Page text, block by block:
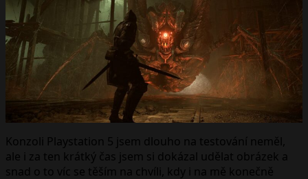
Konzoli Playstation 5 jsem dlouho na testování neměl,
ale i za ten krátký čas jsem si dokázal udělat obrázek a
snad o to víc se těším na chvíli, kdy i na mě konečně